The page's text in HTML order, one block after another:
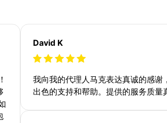
David K
我向我的代理人马克表达真诚的感谢
出色的支持和帮助。提供的服务质量